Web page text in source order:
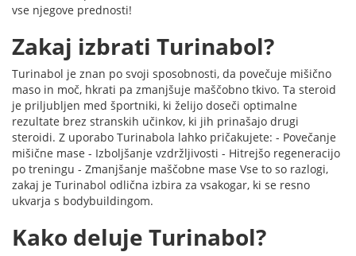
vse njegove prednosti!
Zakaj izbrati Turinabol?
Turinabol je znan po svoji sposobnosti, da povečuje mišično
maso in moč, hkrati pa zmanjšuje maščobno tkivo. Ta steroid
je priljubljen med športniki, ki želijo doseči optimalne
rezultate brez stranskih učinkov, ki jih prinašajo drugi
steroidi. Z uporabo Turinabola lahko pričakujete: - Povečanje
mišične mase - Izboljšanje vzdržljivosti - Hitrejšo regeneracijo
po treningu - Zmanjšanje maščobne mase Vse to so razlogi,
zakaj je Turinabol odlična izbira za vsakogar, ki se resno
ukvarja s bodybuildingom.
Kako deluje Turinabol?